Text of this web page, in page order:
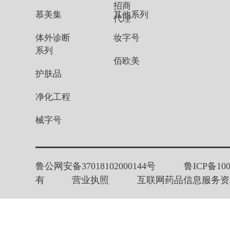
慕美集
体外诊断
系列
护肤品
净化工程
械字号
其他系列
妆字号
佰欧美
招商
代理
鲁公网安备37018102000144号
鲁ICP备
有
营业执照 互联网药品信息服务